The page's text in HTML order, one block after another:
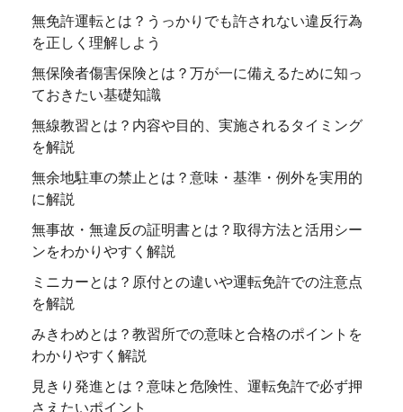
無免許運転とは？うっかりでも許されない違反行為
を正しく理解しよう
無保険者傷害保険とは？万が一に備えるために知っ
ておきたい基礎知識
無線教習とは？内容や目的、実施されるタイミング
を解説
無余地駐車の禁止とは？意味・基準・例外を実用的
に解説
無事故・無違反の証明書とは？取得方法と活用シー
ンをわかりやすく解説
ミニカーとは？原付との違いや運転免許での注意点
を解説
みきわめとは？教習所での意味と合格のポイントを
わかりやすく解説
見きり発進とは？意味と危険性、運転免許で必ず押
さえたいポイント